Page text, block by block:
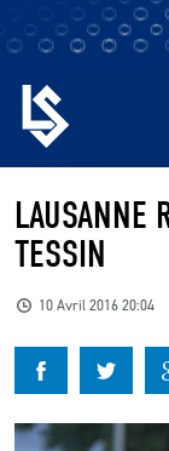
EQUIPES
BILLETTERIE
KIDS
LAUSANNE
TESSIN
10 Avril 2016 20:04